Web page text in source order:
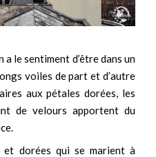
a le sentiment d’être dans un
voiles de part et d’autre
aux pétales dorées, les
de velours apportent du
et dorées qui se marient à